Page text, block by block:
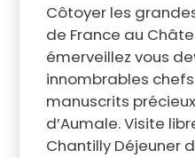
Côtoyer les
de France au
émerveillez vous
innombrables
manuscrits
d’Aumale. Visite
Chantilly Déjeuner